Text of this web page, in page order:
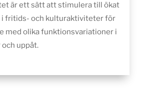
är ett sätt att stimulera till ökat
i fritids- och kulturaktiviteter för
med olika funktionsvariationer i
och uppåt.